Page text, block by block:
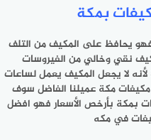
بمكة
يحافظ على المكيف من التلف
نقي وخالي من الفيروسات
لأنه لا يجعل المكيف يعمل لساعات
مكة عميلنا الفاضل سوف
بمكة بأرخص الأسعار فهو افضل
في مكه